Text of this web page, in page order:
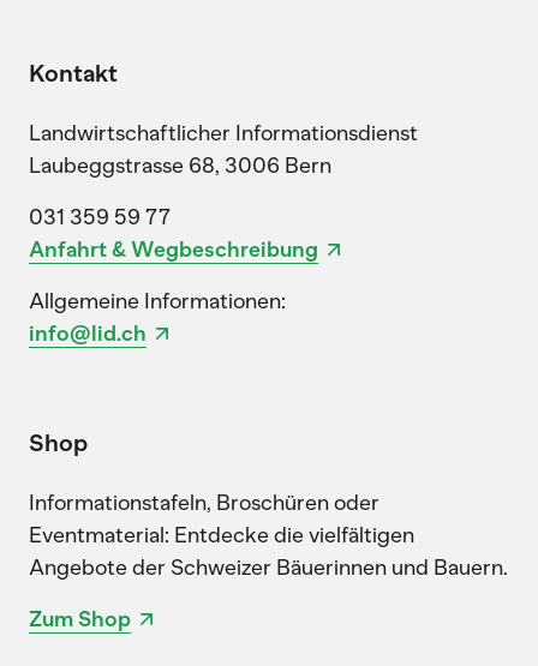
Kontakt
Landwirtschaftlicher Informationsdienst
Laubeggstrasse 68, 3006 Bern
031 359 59 77
Anfahrt & Wegbeschreibung
Allgemeine Informationen:
info@lid.ch
Shop
Informationstafeln, Broschüren oder
Eventmaterial: Entdecke die vielfältigen
Angebote der Schweizer Bäuerinnen und Bauern.
Zum Shop